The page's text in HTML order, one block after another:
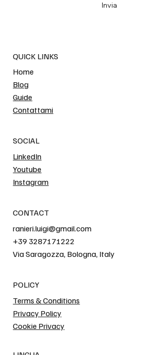
Invia
QUICK LINKS
Home
Blog
Guide
Contattami
SOCIAL
LinkedIn
Youtube
Instagram
CONTACT
ranieri.luigi@gmail.com
+39 3287171222
Via Saragozza, Bologna, Italy
POLICY
Terms & Conditions
Privacy Policy
Cookie Privacy